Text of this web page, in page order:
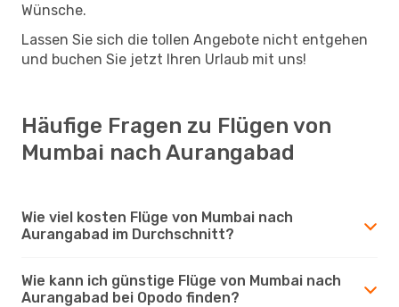
Wünsche.
Lassen Sie sich die tollen Angebote nicht entgehen
und buchen Sie jetzt Ihren Urlaub mit uns!
Häufige Fragen zu Flügen von
Mumbai nach Aurangabad
Wie viel kosten Flüge von Mumbai nach
Aurangabad im Durchschnitt?
Wie kann ich günstige Flüge von Mumbai nach
Aurangabad bei Opodo finden?